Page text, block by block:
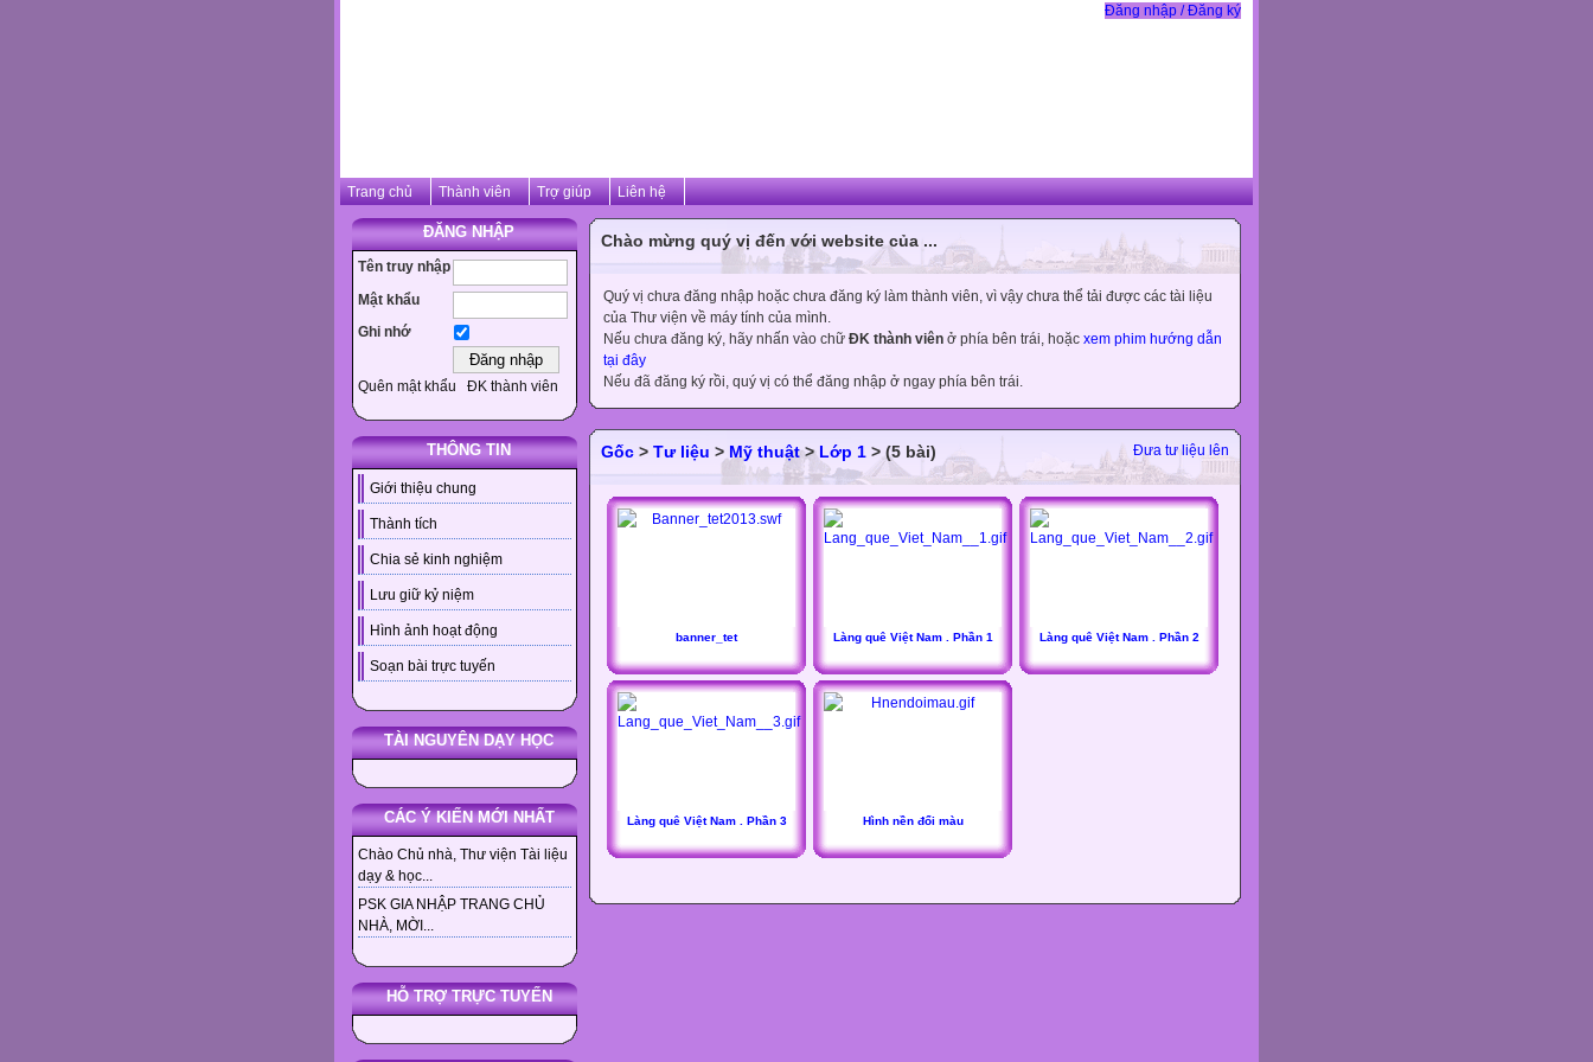
Đăng nhập / Đăng ký
Trang chủ Thành viên Trợ giúp Liên hệ
ĐĂNG NHẬP
Tên truy nhập
Mật khẩu
Ghi nhớ
Quên mật khẩu ĐK thành viên
THÔNG TIN
Giới thiệu chung
Thành tích
Chia sẻ kinh nghiệm
Lưu giữ kỷ niệm
Hình ảnh hoạt động
Soạn bài trực tuyến
TÀI NGUYÊN DẠY HỌC
CÁC Ý KIẾN MỚI NHẤT
Chào Chủ nhà, Thư viện Tài liệu
dạy & học...
PSK GIA NHẬP TRANG CHỦ
NHÀ, MỜI...
HỖ TRỢ TRỰC TUYẾN
Chào mừng quý vị đến với website của ...
Quý vị chưa đăng nhập hoặc chưa đăng ký làm thành viên, vì vậy chưa thể tải được các tài liệu
của Thư viện về máy tính của mình.
Nếu chưa đăng ký, hãy nhấn vào chữ ĐK thành viên ở phía bên trái, hoặc xem phim hướng dẫn
tại đây
Nếu đã đăng ký rồi, quý vị có thể đăng nhập ở ngay phía bên trái.
Đưa tư liệu lên
Gốc > Tư liệu > Mỹ thuật> Lớp 1 > (5 bài)
banner_tet Làng quê Việt Nam . Phần 1 Làng quê Việt Nam . Phần 2
Làng quê Việt Nam . Phần 3 Hình nền đổi màu